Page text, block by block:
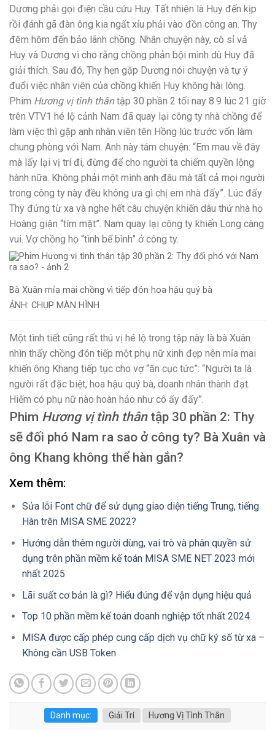
Dương phải gọi điện cầu cứu Huy. Tất nhiên là Huy đến kịp
rồi đánh gã đàn ông kia ngất xỉu phải vào đồn công an. Thy
đêm hôm đến bảo lãnh chồng. Nhân chuyện này, cô sỉ vả
Huy và Dương vì cho rằng chồng phản bội mình dù Huy đã
giải thích. Sau đó, Thy hẹn gặp Dương nói chuyện và tự ý
đuổi việc nhân viên của chồng khiến Huy không hài lòng.
Phim Hương vị tình thântập 30 phần 2 tối nay 8.9 lúc 21 giờ
trên VTV1 hé lộ cảnh Nam đã quay lại công ty nhà chồng để
làm việc thì gặp anh nhân viên tên Hồng lúc trước vốn làm
chung phòng với Nam. Anh này tám chuyện: “Em mau về đây
mà lấy lại vị trí đi, đừng để cho người ta chiếm quyền lộng
hành nữa. Không phải một mình anh đâu mà tất cả mọi người
trong công ty này đều không ưa gì chị em nhà đấy”. Lúc đấy
Thy đứng từ xa và nghe hết câu chuyện khiến dâu thứ nhà họ
Hoàng giận “tím mặt”. Nam quay lại công ty khiến Long càng
vui. Vợ chồng họ “tình bể bình” ở công ty.
Bà Xuân mỉa mai chồng vì tiếp đón hoa hậu quý bà
ẢNH: CHỤP MÀN HÌNH
Một tình tiết cũng rất thú vị hé lộ trong tập này là bà Xuân
nhìn thấy chồng đón tiếp một phụ nữ xinh đẹp nên mỉa mai
khiến ông Khang tiếp tục cho vợ “ăn cục tức”: “Người ta là
người rất đặc biệt, hoa hậu quý bà, doanh nhân thành đạt.
Hiếm có phụ nữ nào hoàn hảo như cô ấy đấy”.
Phim Hương vị tình thântập 30 phần 2: Thy
sẽ đối phó Nam ra sao ở công ty? Bà Xuân và
ông Khang không thể hàn gắn?
Xem thêm:
Sửa lỗi Font chữ để sử dụng giao diện tiếng Trung, tiếng
Hàn trên MISA SME 2022?
Hướng dẫn thêm người dùng, vai trò và phân quyền sử
dụng trên phần mềm kế toán MISA SME NET 2023 mới
nhất 2025
Lãi suất cơ bản là gì? Hiểu đúng để vận dụng hiệu quả
Top 10 phần mềm kế toán doanh nghiệp tốt nhất 2024
MISA được cấp phép cung cấp dịch vụ chữ ký số từ xa –
Không cần USB Token
Danh mục: Giải Trí Hương Vị Tình Thân